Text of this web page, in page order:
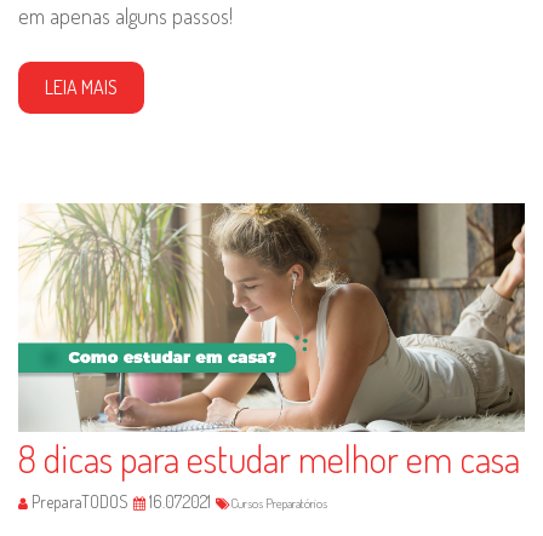
em apenas alguns passos!
LEIA MAIS
8 dicas para estudar melhor em casa
PreparaTODOS 16.07.2021 Cursos Preparatórios